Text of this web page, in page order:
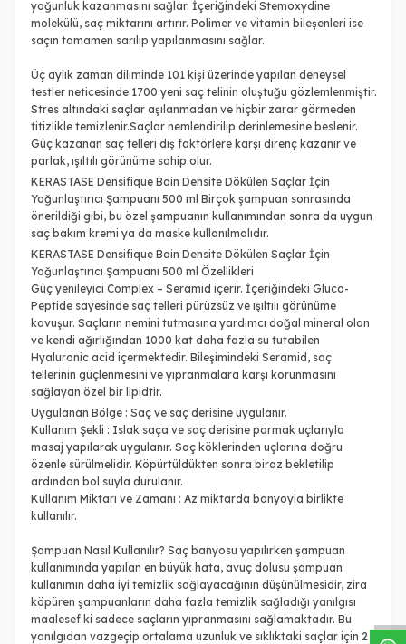
yoğunluk kazanmasını sağlar. İçeriğindeki Stemoxydine
molekülü, saç miktarını artırır. Polimer ve vitamin bileşenleri ise
saçın tamamen sarılıp yapılanmasını sağlar.
Üç aylık zaman diliminde 101 kişi üzerinde yapılan deneysel
testler neticesinde 1700 yeni saç telinin oluştuğu gözlemlenmiştir.
Stres altındaki saçlar aşılanmadan ve hiçbir zarar görmeden
titizlikle temizlenir.Saçlar nemlendirilip derinlemesine beslenir.
Güç kazanan saç telleri dış faktörlere karşı direnç kazanır ve
parlak, ışıltılı görünüme sahip olur.
KERASTASE Densifique Bain Densite Dökülen Saçlar İçin
Yoğunlaştırıcı Şampuanı 500 ml Birçok şampuan sonrasında
önerildiği gibi, bu özel şampuanın kullanımından sonra da uygun
saç bakım kremi ya da maske kullanılmalıdır.
KERASTASE Densifique Bain Densite Dökülen Saçlar İçin
Yoğunlaştırıcı Şampuanı 500 ml Özellikleri
Güç yenileyici Complex – Seramid içerir. İçeriğindeki Gluco-
Peptide sayesinde saç telleri pürüzsüz ve ışıltılı görünüme
kavuşur. Saçların nemini tutmasına yardımcı doğal mineral olan
ve kendi ağırlığından 1000 kat daha fazla su tutabilen
Hyaluronic acid içermektedir. Bileşimindeki Seramid, saç
tellerinin güçlenmesini ve yıpranmalara karşı korunmasını
sağlayan özel bir lipidtir.
Uygulanan Bölge : Saç ve saç derisine uygulanır.
Kullanım Şekli : Islak saça ve saç derisine parmak uçlarıyla
masaj yapılarak uygulanır. Saç köklerinden uçlarına doğru
özenle sürülmelidir. Köpürtüldükten sonra biraz bekletilip
ardından bol suyla durulanır.
Kullanım Miktarı ve Zamanı : Az miktarda banyoyla birlikte
kullanılır.
Şampuan Nasıl Kullanılır? Saç banyosu yapılırken şampuan
kullanımında yapılan en büyük hata, avuç dolusu şampuan
kullanımın daha iyi temizlik sağlayacağının düşünülmesidir, zira
köpüren şampuanların daha fazla temizlik sağladığı yanılgısı
maalesef ki sadece saçların yıpranmasını sağlamaktadır. Bu
yanılgıdan vazgeçip ortalama uzunluk ve sıklıktaki saçlar için 2